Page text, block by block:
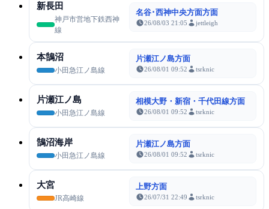
新長田
神戸市営地下鉄西神
線
名谷･西神中央方面方面
26/08/03 21:05 jettleigh
本鵠沼
小田急江ノ島線
片瀬江ノ島方面
26/08/01 09:52 tsrknic
片瀬江ノ島
小田急江ノ島線
相模大野・新宿・千代田線方面
26/08/01 09:52 tsrknic
鵠沼海岸
小田急江ノ島線
片瀬江ノ島方面
26/08/01 09:52 tsrknic
大宮
JR高崎線
上野方面
26/07/31 22:49 tsrknic